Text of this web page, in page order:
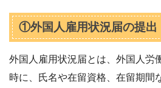
①外国人雇用状況届の提出
外国人雇用状況届とは、外国人労
時に、氏名や在留資格、在留期間